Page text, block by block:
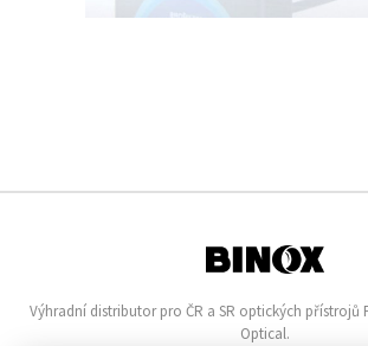
Výhradní distributor pro ČR a SR optických přístrojů
Optical.